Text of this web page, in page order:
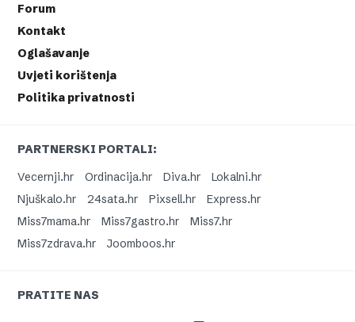
Forum
Kontakt
Oglašavanje
Uvjeti korištenja
Politika privatnosti
PARTNERSKI PORTALI:
Vecernji.hr
Ordinacija.hr Diva.hr
Lokalni.hr
Njuškalo.hr
24sata.hr Pixsell.hr
Express.hr
Miss7mama.hr
Miss7gastro.hr
Miss7.hr
Miss7zdrava.hr
Joomboos.hr
PRATITE NAS